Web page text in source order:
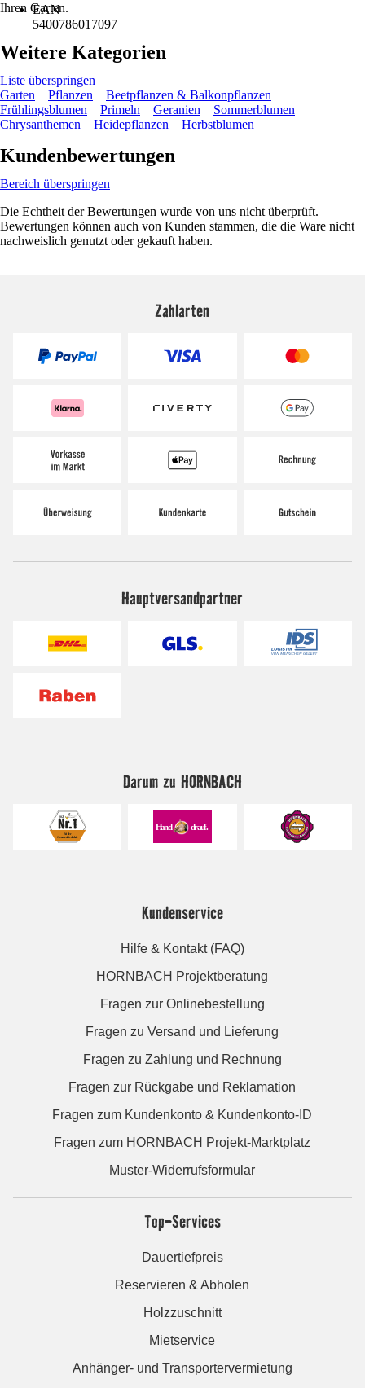
EAN
5400786017097
Ihren Garten.
Weitere Kategorien
Liste überspringen
Garten
Pflanzen
Beetpflanzen & Balkonpflanzen
Frühlingsblumen
Primeln Geranien
Sommerblumen
Chrysanthemen
Heidepflanzen Herbstblumen
Kundenbewertungen
Bereich überspringen
Die Echtheit der Bewertungen wurde von uns nicht überprüft.
Bewertungen können auch von Kunden stammen, die die Ware nicht
nachweislich genutzt oder gekauft haben.
Zahlarten
Hauptversandpartner
Darum zu HORNBACH
Kundenservice
Hilfe & Kontakt (FAQ)
HORNBACH Projektberatung
Fragen zur Onlinebestellung
Fragen zu Versand und Lieferung
Fragen zu Zahlung und Rechnung
Fragen zur Rückgabe und Reklamation
Fragen zum Kundenkonto & Kundenkonto-ID
Fragen zum HORNBACH Projekt-Marktplatz
Muster-Widerrufsformular
Top-Services
Dauertiefpreis
Reservieren & Abholen
Holzzuschnitt
Mietservice
Anhänger- und Transportervermietung